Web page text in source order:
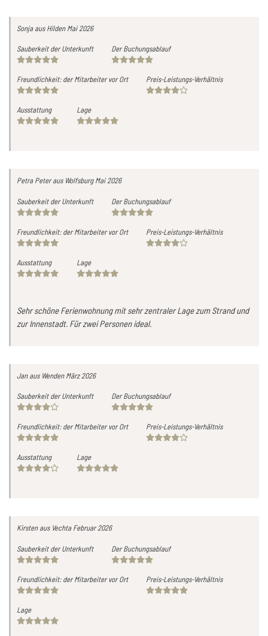
Sonjaaus Hilden Mai 2026
Sauberkeit der Unterkunft Der Buchungsablauf
Freundlichkeit: der Mitarbeiter vor Ort Preis-Leistungs-Verhältnis
Ausstattung Lage
Petra Peteraus Wolfsburg Mai 2026
Sauberkeit der Unterkunft Der Buchungsablauf
Freundlichkeit: der Mitarbeiter vor Ort Preis-Leistungs-Verhältnis
Ausstattung Lage
Sehr schöne Ferienwohnung mit sehr zentraler Lage zum Strand und
zur Innenstadt. Für zwei Personen ideal.
Janaus Wenden März 2026
Sauberkeit der Unterkunft Der Buchungsablauf
Freundlichkeit: der Mitarbeiter vor Ort Preis-Leistungs-Verhältnis
Ausstattung Lage
Kirstenaus Vechta Februar 2026
Sauberkeit der Unterkunft Der Buchungsablauf
Freundlichkeit: der Mitarbeiter vor Ort Preis-Leistungs-Verhältnis
Lage